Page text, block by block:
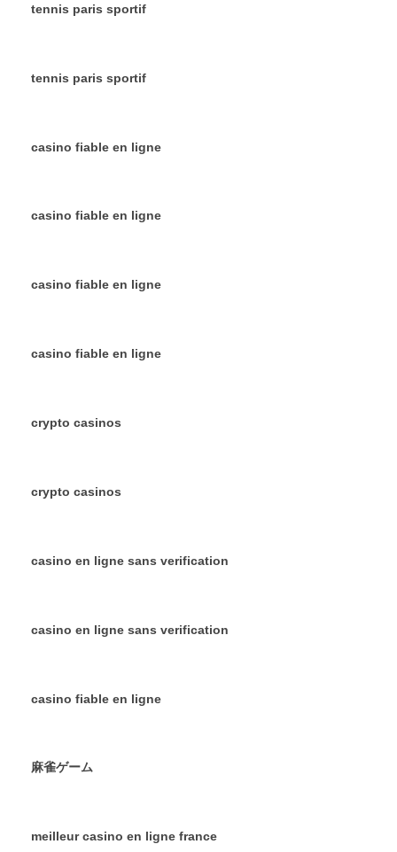
tennis paris sportif
tennis paris sportif
casino fiable en ligne
casino fiable en ligne
casino fiable en ligne
casino fiable en ligne
crypto casinos
crypto casinos
casino en ligne sans verification
casino en ligne sans verification
casino fiable en ligne
麻雀ゲーム
meilleur casino en ligne france